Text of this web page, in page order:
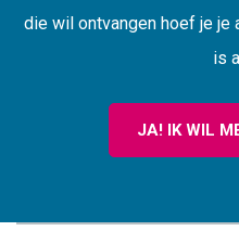
die wil ontvangen hoef je je
is
JA! IK WIL